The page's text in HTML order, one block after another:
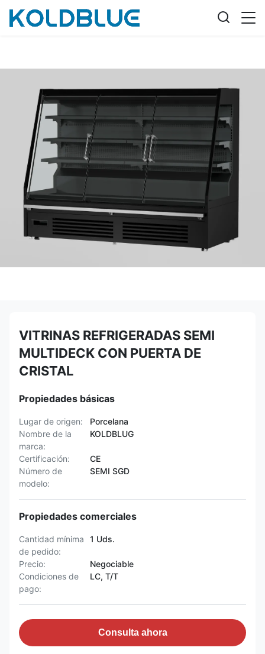
VITRINAS REFRIGERADAS SEMI
MULTIDECK CON PUERTA DE
CRISTAL
Propiedades básicas
Lugar de origen:
Porcelana
Nombre de la
marca:
KOLDBLUG
Certificación:
CE
Número de
modelo:
SEMI SGD
Propiedades comerciales
Cantidad mínima
de pedido:
1 Uds.
Precio:
Negociable
Condiciones de
pago:
LC, T/T
Consulta ahora